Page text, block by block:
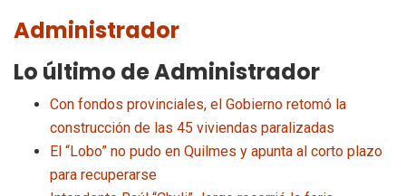
Administrador
Lo último de Administrador
Con fondos provinciales, el Gobierno retomó la
construcción de las 45 viviendas paralizadas
El “Lobo” no pudo en Quilmes y apunta al corto plazo
para recuperarse